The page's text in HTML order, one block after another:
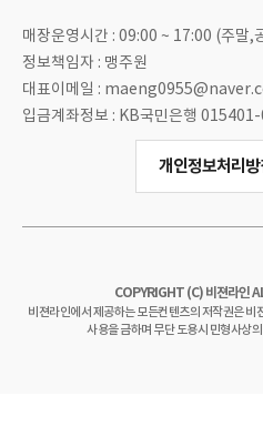
매장운영시간 : 09:00 ~ 17:00 (주말,
정보책임자 : 맹주원
대표이메일 :
입금계좌정보 : KB국민은행
개인정보처리방
COPYRIGHT (C) 비젼라인
비젼라인에서 제공하는 모든컨텐츠의 저작권은 비
사용을 금하며 무단 도용시 민형사상